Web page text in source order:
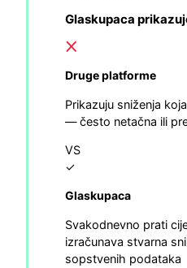
Glaskupaca
Druge platforme
Prikazuju sniženja
— često netačna ili
VS
✓
Glaskupaca
Svakodnevno prati
izračunava stvarna
sopstvenih podataka